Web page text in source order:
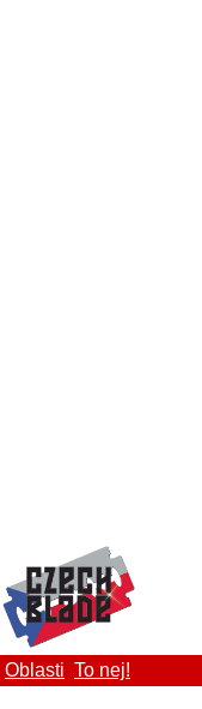
Oblasti To nej!